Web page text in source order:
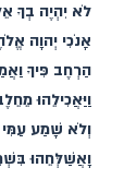
לֹא יִהְיֶה בְךָ
אָנֹכִי יְהוָה
הַרְחֶב פִּיךָ
וַיַּאֲכִילֵהוּ
וְלֹא שָׁמַע עַמִּי
וָאֲשַׁלְּחֵהוּ